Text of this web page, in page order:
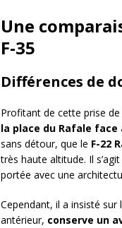
Une
F-35
Différences de
Profitant de cette prise
la place du Rafale
sans détour, que le F-22
très haute altitude. Il s’agit
portée avec une
Cependant, il a insisté sur
antérieur, conserve un